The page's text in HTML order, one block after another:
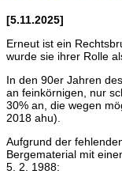
[5.11.2025]
Erneut ist ein
wurde sie ihrer Rolle
In den 90er Jahren
an feinkörnigen, nur
30% an, die wegen
2018 ahu).
Aufgrund der
Bergematerial mit
5. 2. 1988: